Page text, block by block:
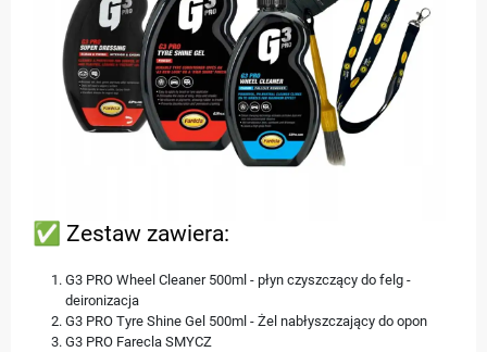
✅ Zestaw zawiera:
G3 PRO Wheel Cleaner 500ml - płyn czyszczący do felg -
deironizacja
G3 PRO Tyre Shine Gel 500ml - Żel nabłyszczający do opon
G3 PRO Farecla SMYCZ